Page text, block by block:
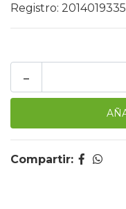
Registro: 2014019335
-
Compartir: